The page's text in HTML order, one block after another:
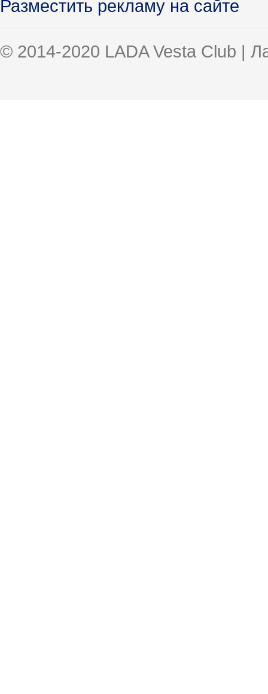
Разместить рекламу на сайте
© 2014-2020 LADA Vesta Club |